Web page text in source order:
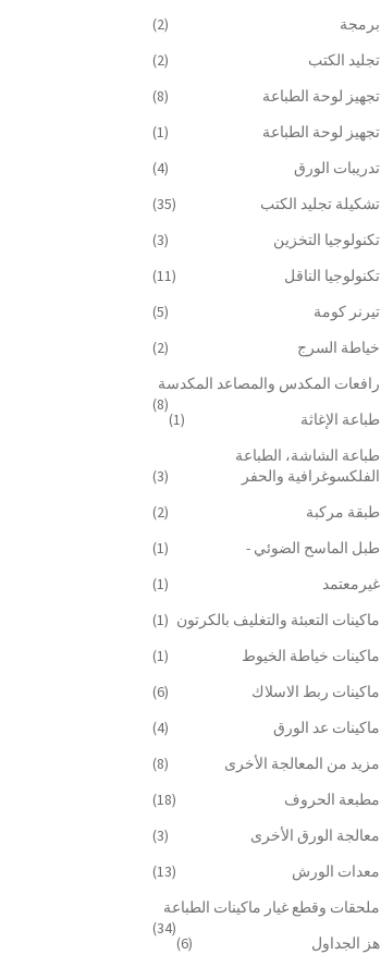
برمجة
(2)
تجليد الكتب
(2)
تجهيز لوحة الطباعة
(8)
تجهيز لوحة الطباعة
(1)
تدريبات الورق
(4)
تشكيلة تجليد الكتب
(35)
تكنولوجيا التخزين
(3)
تكنولوجيا الناقل
(11)
تيرنر كومة
(5)
خياطة السرج
(2)
رافعات المكدس والمصاعد المكدسة
(8)
طباعة الإغاثة
(1)
طباعة الشاشة، الطباعة
الفلكسوغرافية والحفر
(3)
طبقة مركبة
(2)
طبل الماسح الضوئي -
(1)
غيرمعتمد
(1)
ماكينات التعبئة والتغليف بالكرتون (1)
ماكينات خياطة الخيوط
(1)
ماكينات ربط الاسلاك
(6)
ماكينات عد الورق
(4)
مزيد من المعالجة الأخرى
(8)
مطبعة الحروف
(18)
معالجة الورق الأخرى
(3)
معدات الورش
(13)
ملحقات وقطع غيار ماكينات الطباعة
(34)
هز الجداول (6)